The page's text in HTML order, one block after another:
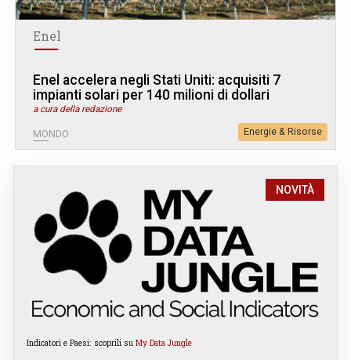
Enel
Enel accelera negli Stati Uniti: acquisiti 7
impianti solari per 140 milioni di dollari
a cura della redazione
MONDO Energie & Risorse
NOVITÀ
Indicatori e Paesi: scoprili su My Data Jungle